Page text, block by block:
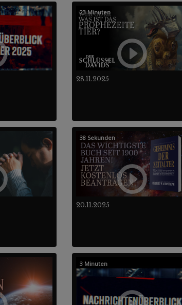
28.11.2025
23 Minuten
20.11.2025
38 Sekunden
3 Minuten